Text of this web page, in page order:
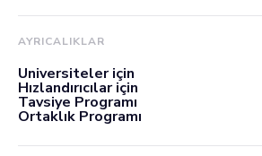
AYRICALIKLAR
Üniversiteler için
Hızlandırıcılar için
Tavsiye Programı
Ortaklık Programı